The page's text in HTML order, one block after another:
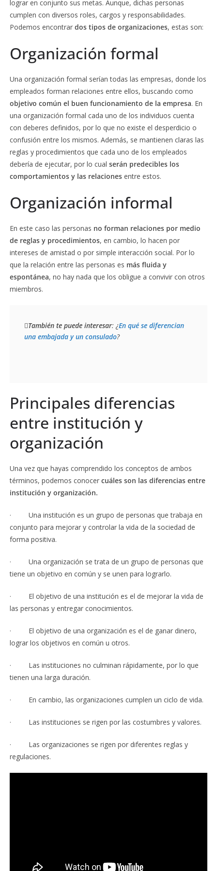
lograr en conjunto sus metas. Aunque, dichas personas
cumplen con diversos roles, cargos y responsabilidades.
Podemos encontrar dos tipos de organizaciones, estas son:
Organización formal
Una organización formal serían todas las empresas, donde los
empleados forman relaciones entre ellos, buscando como
objetivo común el buen funcionamiento de la empresa. En
una organización formal cada uno de los individuos cuenta
con deberes definidos, por lo que no existe el desperdicio o
confusión entre los mismos. Además, se mantienen claras las
reglas y procedimientos que cada uno de los empleados
debería de ejecutar, por lo cual serán predecibles los
comportamientos y las relaciones entre estos.
Organización informal
En este caso las personas no forman relaciones por medio
de reglas y procedimientos, en cambio, lo hacen por
intereses de amistad o por simple interacción social. Por lo
que la relación entre las personas es más fluida y
espontánea, no hay nada que los obligue a convivir con otros
miembros.
También te puede interesar: ¿En qué se diferencian
una embajada y un consulado?
Principales diferencias
entre institución y
organización
Una vez que hayas comprendido los conceptos de ambos
términos, podemos conocer cuáles son las diferencias entre
institución y organización.
· Una institución es un grupo de personas que trabaja en
conjunto para mejorar y controlar la vida de la sociedad de
forma positiva.
· Una organización se trata de un grupo de personas que
tiene un objetivo en común y se unen para lograrlo.
· El objetivo de una institución es el de mejorar la vida de
las personas y entregar conocimientos.
· El objetivo de una organización es el de ganar dinero,
lograr los objetivos en común u otros.
· Las instituciones no culminan rápidamente, por lo que
tienen una larga duración.
· En cambio, las organizaciones cumplen un ciclo de vida.
· Las instituciones se rigen por las costumbres y valores.
· Las organizaciones se rigen por diferentes reglas y
regulaciones.